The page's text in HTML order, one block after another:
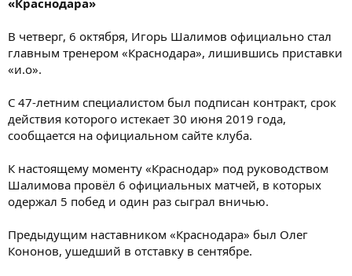
«Краснодара»
В четверг, 6 октября, Игорь Шалимов официально стал
главным тренером «Краснодара», лишившись приставки
«и.о».
С 47-летним специалистом был подписан контракт, срок
действия которого истекает 30 июня 2019 года,
сообщается на официальном сайте клуба.
К настоящему моменту «Краснодар» под руководством
Шалимова провёл 6 официальных матчей, в которых
одержал 5 побед и один раз сыграл вничью.
Предыдущим наставником «Краснодара» был Олег
Кононов, ушедший в отставку в сентябре.